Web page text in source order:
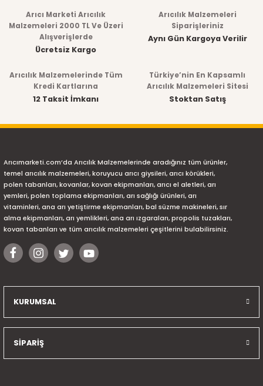
Arıcı Marketi Arıcılık
Malzemeleri 2000 TL Ve Üzeri
Alışverişlerde
Ücretsiz Kargo
Arıcılık Malzemeleri
Siparişleriniz
Aynı Gün Kargoya Verilir
Arıcılık Malzemelerinde Tüm
Kredi Kartlarına
12 Taksit İmkanı
Türkiye’nin En Kapsamlı
Arıcılık Malzemeleri Sitesi
Stoktan Satış
Arıcımarketi.com’da Arıcılık Malzemelerinde aradığınız tüm ürünler,
temel arıcılık malzemeleri, koruyucu arıcı giysileri, arıcı körükleri,
polen tabanları, kovanlar, kovan ekipmanları, arıcı el aletleri, arı
yemleri, polen toplama ekipmanları, arı sağlığı ürünleri, arı
vitaminleri, ana arı yetiştirme ekipmanları, bal süzme makineleri, sır
alma ekipmanları, arı yemlikleri, ana arı ızgaraları, propolis tuzakları,
kovan tabanları ve tüm arıcılık malzemeleri çeşitlerini bulabilirsiniz.
KURUMSAL
SİPARİŞ